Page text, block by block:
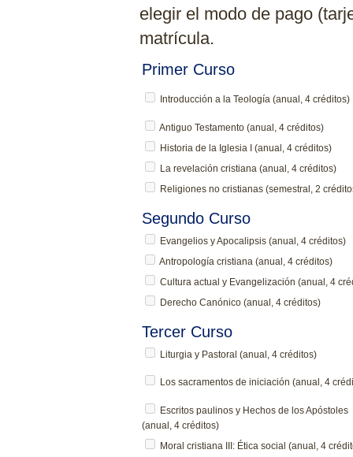
elegir el modo de pago
matrícula.
Primer Curso
Introducción a la Teología (anual, 4 créditos)
Antiguo Testamento (anual, 4 créditos)
Historia de la Iglesia I (anual, 4 créditos)
La revelación cristiana (anual, 4 créditos)
Religiones no cristianas (semestral, 2
Segundo Curso
Evangelios y Apocalipsis (anual, 4 créditos)
Antropología cristiana (anual, 4 créditos)
Cultura actual y Evangelización (anual, 4
Derecho Canónico (anual, 4 créditos)
Tercer Curso
Liturgia y Pastoral (anual, 4 créditos)
Los sacramentos de iniciación (anual, 4
Escritos paulinos y Hechos de los Apóstoles
(anual, 4 créditos)
Moral cristiana III: Ética social (anual, 4